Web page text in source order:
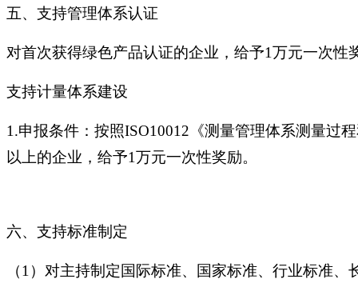
五、支持管理体系认证
对首次获得绿色产品认证的企业，给予1万元一次性
支持计量体系建设
1.申报条件：按照ISO10012《测量管理体系测量过
以上的企业，给予1万元一次性奖励。
六、支持标准制定
（1）对主持制定国际标准、国家标准、行业标准